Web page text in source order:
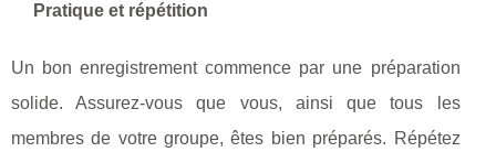
Pratique et répétition
Un bon enregistrement commence par une préparation
solide. Assurez-vous que vous, ainsi que tous les
membres de votre groupe, êtes bien préparés. Répétez